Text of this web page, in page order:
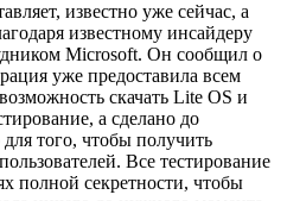
известно уже сейчас, а
известному инсайдеру
Microsoft. Он сообщил о
уже предоставила всем
скачать Lite OS и
а сделано до
того, чтобы получить
Все тестирование
полной секретности, чтобы